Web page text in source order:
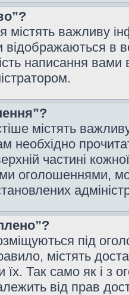
важливу
в
написання
містять
необхідно
частині
оголошеннями,
під
містять
їх. Так само як і
від прав